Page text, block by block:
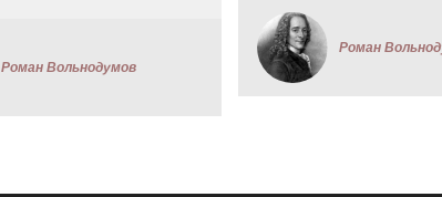
Роман Вольнодумов
Роман